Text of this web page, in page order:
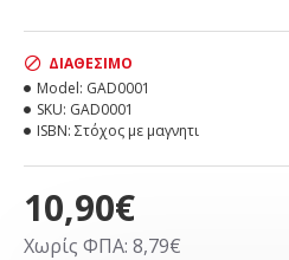
10,90€
Χωρίς ΦΠΑ: 8,79€
ΔΙΑΘΈΣΙΜΟ
Model: GAD0001
SKU: GAD0001
ISBN: Στόχος με μαγνητι